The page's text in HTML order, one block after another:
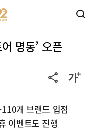
명동’ 오픈
개 브랜드 입점
이벤트도 진행